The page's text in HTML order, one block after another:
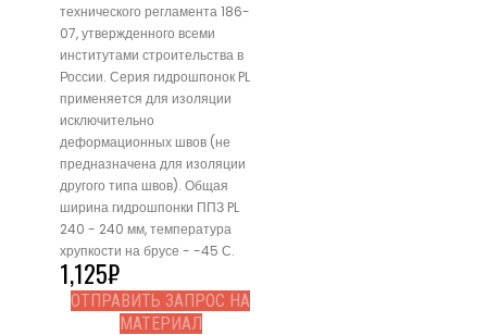
технического регламента 186-
07, утвержденного всеми
институтами строительства в
России. Серия гидрошпонок PL
применяется для изоляции
исключительно
деформационных швов (не
предназначена для изоляции
другого типа швов). Общая
ширина гидрошпонки ППЗ PL
240 - 240 мм, температура
хрупкости на брусе - -45 С.
1,125₽
ОТПРАВИТЬ ЗАПРОС НА
МАТЕРИАЛ